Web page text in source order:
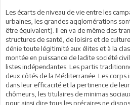
Les écarts de niveau de vie entre les
urbaines, les grandes agglomérations
être équivalent). Il en va de même des
structures de santé, de loisirs et de
dénie toute légitimité aux élites et à la
montée en puissance de ladite société
listes indépendantes. Les partis
deux côtés de la Méditerranée. Les
dans leur efficacité et la pertinence de
chômeurs, les titulaires de minimas
pour ainsi dire tous les précaires ne